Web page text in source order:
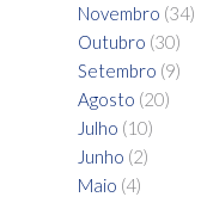
Novembro (34)
Outubro (30)
Setembro (9)
Agosto (20)
Julho (10)
Junho (2)
Maio (4)